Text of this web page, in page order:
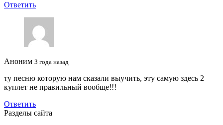
Ответить
Аноним 3 года назад
ту песню которую нам сказали выучить, эту самую здесь 2
куплет не правильный вообще!!!
Ответить
Разделы сайта